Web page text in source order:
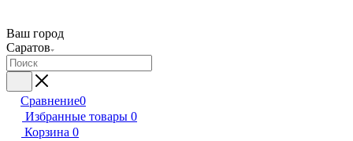
Ваш город
Саратов
Сравнение0
Избранные товары 0
Корзина 0